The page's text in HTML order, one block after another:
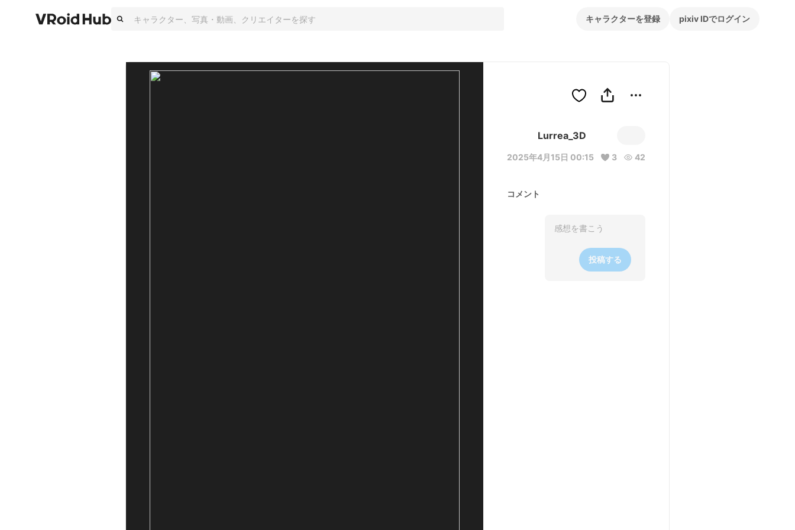
キャラクターを登録 pixiv IDでログイン
Lurrea_3D
2025年4月15日 00:15 3 42
コメント
投稿する